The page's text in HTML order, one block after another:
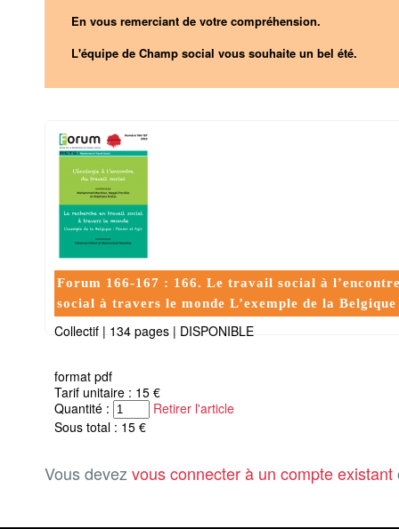
En vous remerciant de votre compréhension.
L'équipe de Champ social vous souhaite un bel été.
Forum 166-167 : 166. Le travail social à
social à travers le monde L’exemple de la Belgique
Collectif | 134 pages | DISPONIBLE
format pdf
Tarif unitaire : 15 €
Quantité :
Retirer l'article
Sous total : 15 €
Vous devez vous connecter à un compte existant